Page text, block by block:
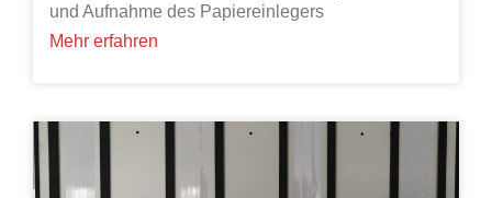
und Aufnahme des Papiereinlegers
Mehr erfahren